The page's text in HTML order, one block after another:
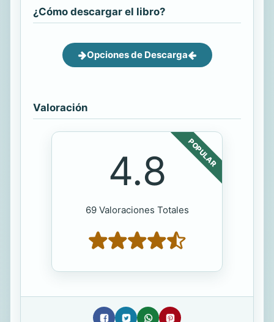
¿Cómo descargar el libro?
Opciones de Descarga
Valoración
POPULAR
4.8
69 Valoraciones Totales